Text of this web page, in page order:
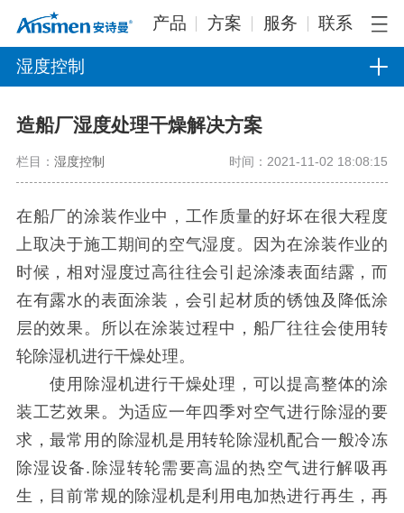
产品 方案 服务 联系
湿度控制
造船厂湿度处理干燥解决方案
栏目： 湿度控制 时间：2021-11-02 18:08:15
在船厂的涂装作业中，工作质量的好坏在很大程度
上取决于施工期间的空气湿度。因为在涂装作业的
时候，相对湿度过高往往会引起涂漆表面结露，而
在有露水的表面涂装，会引起材质的锈蚀及降低涂
层的效果。所以在涂装过程中，船厂往往会使用转
轮除湿机进行干燥处理。
使用除湿机进行干燥处理，可以提高整体的涂
装工艺效果。为适应一年四季对空气进行除湿的要
求，最常用的除湿机是用转轮除湿机配合一般冷冻
除湿设备.除湿转轮需要高温的热空气进行解吸再
生，目前常规的除湿机是利用电加热进行再生，再